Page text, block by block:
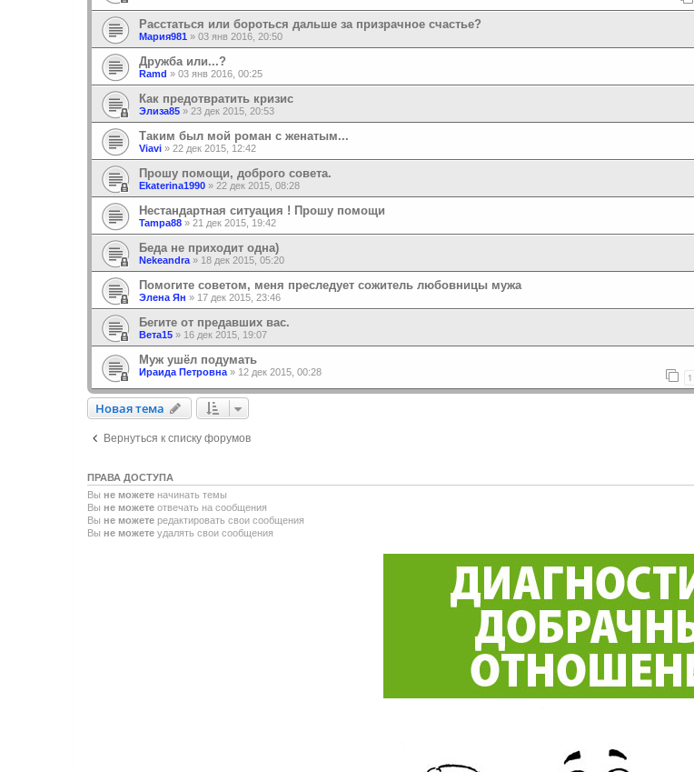
Расстаться или бороться дальше за призрачное счастье?
Мария981 » 03 янв 2016, 20:50
Дружба или...?
Ramd » 03 янв 2016, 00:25
Как предотвратить кризис
Элиза85 » 23 дек 2015, 20:53
Таким был мой роман с женатым...
Viavi » 22 дек 2015, 12:42
Прошу помощи, доброго совета.
Ekaterina1990 » 22 дек 2015, 08:28
Нестандартная ситуация ! Прошу помощи
Tampa88 » 21 дек 2015, 19:42
Беда не приходит одна)
Nekeandra » 18 дек 2015, 05:20
Помогите советом, меня преследует сожитель любовницы мужа
Элена Ян » 17 дек 2015, 23:46
Бегите от предавших вас.
Вета15 » 16 дек 2015, 19:07
Муж ушёл подумать
Ираида Петровна » 12 дек 2015, 00:28 1
Новая тема
Новаятема
Вернуться к списку форумов
ПРАВА ДОСТУПА
Вы не можете начинать темы
Вы не можете отвечать на сообщения
Вы не можете редактировать свои сообщения
Вы не можете удалять свои сообщения